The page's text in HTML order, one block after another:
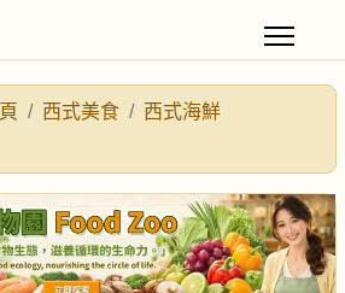
西式美食
西式海鮮